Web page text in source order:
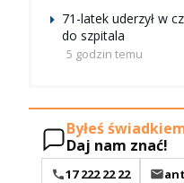
71-latek uderzył w
do szpitala
5 godzin temu
Byłeś
Daj nam znać!
17 222 22 22